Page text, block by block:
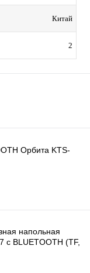
Китай
2
Орбита KTS-
напольная
с BLUETOOTH (TF,